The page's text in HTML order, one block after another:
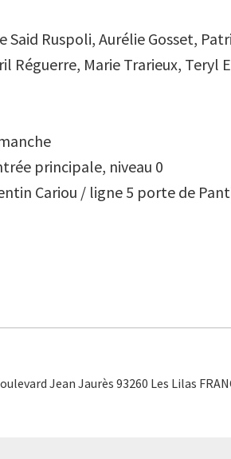
Said Ruspoli, Aurélie Gosset,
Réguerre, Marie Trarieux, Teryl
principale, niveau 0
Cariou / ligne 5 porte de
Jean Jaurès 93260 Les Lilas